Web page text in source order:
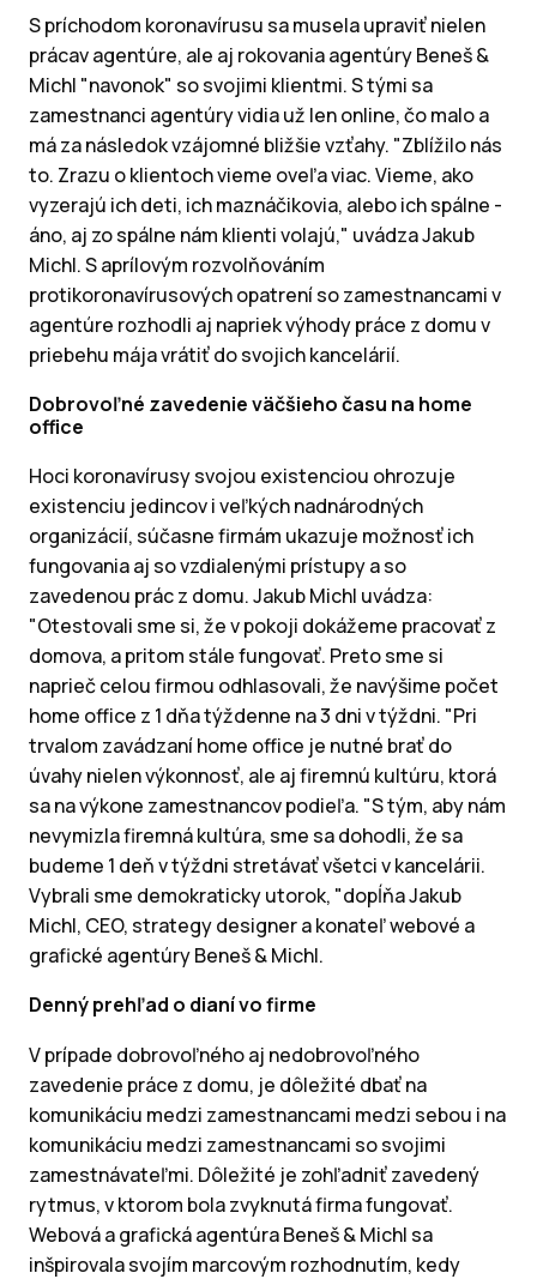
S príchodom koronavírusu sa musela upraviť nielen
prácav agentúre, ale aj rokovania agentúry Beneš &
Michl "navonok" so svojimi klientmi. S tými sa
zamestnanci agentúry vidia už len online, čo malo a
má za následok vzájomné bližšie vzťahy. "Zblížilo nás
to. Zrazu o klientoch vieme oveľa viac. Vieme, ako
vyzerajú ich deti, ich maznáčikovia, alebo ich spálne -
áno, aj zo spálne nám klienti volajú," uvádza Jakub
Michl. S aprílovým rozvolňováním
protikoronavírusových opatrení so zamestnancami v
agentúre rozhodli aj napriek výhody práce z domu v
priebehu mája vrátiť do svojich kancelárií.
Dobrovoľné zavedenie väčšieho času na home
office
Hoci koronavírusy svojou existenciou ohrozuje
existenciu jedincov i veľkých nadnárodných
organizácií, súčasne firmám ukazuje možnosť ich
fungovania aj so vzdialenými prístupy a so
zavedenou prác z domu. Jakub Michl uvádza:
"Otestovali sme si, že v pokoji dokážeme pracovať z
domova, a pritom stále fungovať. Preto sme si
naprieč celou firmou odhlasovali, že navýšime počet
home office z 1 dňa týždenne na 3 dni v týždni. "Pri
trvalom zavádzaní home office je nutné brať do
úvahy nielen výkonnosť, ale aj firemnú kultúru, ktorá
sa na výkone zamestnancov podieľa. "S tým, aby nám
nevymizla firemná kultúra, sme sa dohodli, že sa
budeme 1 deň v týždni stretávať všetci v kancelárii.
Vybrali sme demokraticky utorok, "dopĺňa Jakub
Michl, CEO, strategy designer a konateľ webové a
grafické agentúry Beneš & Michl.
Denný prehľad o dianí vo firme
V prípade dobrovoľného aj nedobrovoľného
zavedenie práce z domu, je dôležité dbať na
komunikáciu medzi zamestnancami medzi sebou i na
komunikáciu medzi zamestnancami so svojimi
zamestnávateľmi. Dôležité je zohľadniť zavedený
rytmus, v ktorom bola zvyknutá firma fungovať.
Webová a grafická agentúra Beneš & Michl sa
inšpirovala svojím marcovým rozhodnutím, kedy